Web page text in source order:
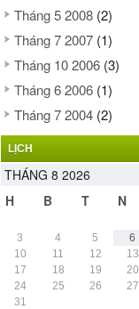
Tháng 5 2008 (2)
Tháng 7 2007 (1)
Tháng 10 2006 (3)
Tháng 6 2006 (1)
Tháng 7 2004 (2)
LỊCH
THÁNG 8 2026
H
B T N
3
4 5 6
10
11 12 13
17
18 19 20
24
25 26 27
31